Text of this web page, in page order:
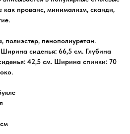
как прованс, минимализм, сканди,
полиэстер, пенополиуретан.
сиденья: 66,5 см. Глубина
42,5 см. Ширина спинки: 70